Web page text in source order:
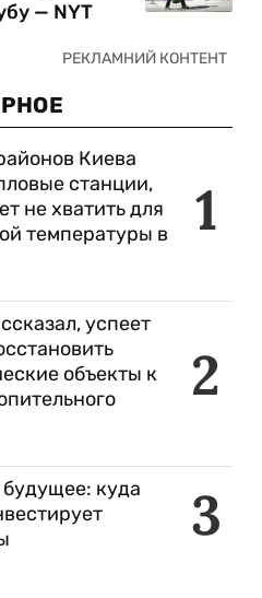
— NYT
1
Киева
станции,
не хватить для
температуры в
2
успеет
объекты к
3
будущее: куда